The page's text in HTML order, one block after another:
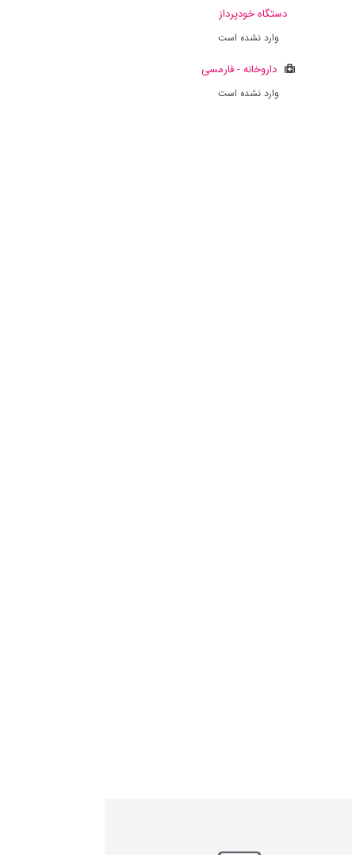
دستگاه خودپرداز
وارد نشده است
داروخانه - فارمسی
وارد نشده است